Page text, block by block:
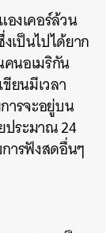
งเคอร์ล้วน
เป็นไปได้ยาก
นอเมริกัน
ยนมีเวลา
ารจะอยู่บน
ประมาณ 24
ารฟังสดอื่นๆ